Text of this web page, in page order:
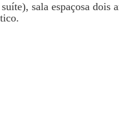
sala espaçosa dois